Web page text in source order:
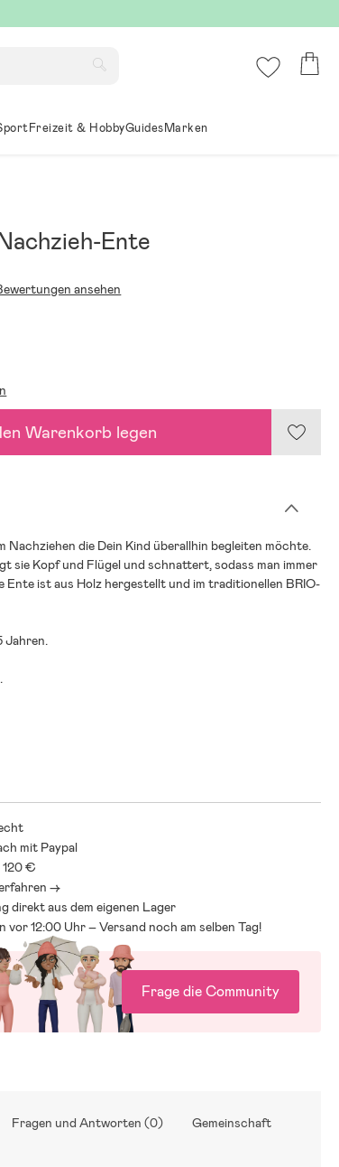
Freizeit & HobbyGuidesMarken
Ente
ansehen
Warenkorb legen
Nachziehen die Dein Kind überallhin begleiten möchte.
sie Kopf und Flügel und schnattert, sodass man immer
Ente ist aus Holz hergestellt und im traditionellen BRIO-
Jahren.
mit Paypal
120 €
->
direkt aus dem eigenen Lager
vor 12:00 Uhr – Versand noch am selben Tag!
Frage die Community
Fragen und Antworten (0) Gemeinschaft